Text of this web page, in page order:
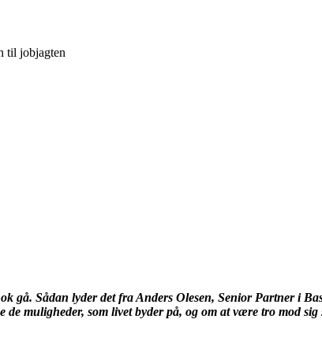
til jobjagten
gå. Sådan lyder det fra Anders Olesen, Senior Partner i
muligheder, som livet byder på, og om at være tro mod